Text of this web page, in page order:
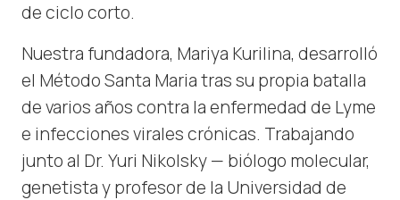
de ciclo corto.
Nuestra fundadora, Mariya Kurilina, desarrolló
el Método Santa Maria tras su propia batalla
de varios años contra la enfermedad de Lyme
e infecciones virales crónicas. Trabajando
junto al Dr. Yuri Nikolsky — biólogo molecular,
genetista y profesor de la Universidad de